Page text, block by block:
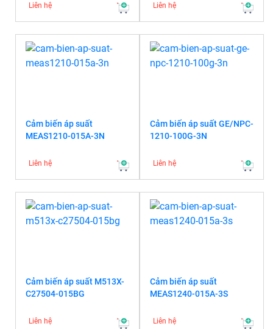
Liên hệ Liên hệ
Cảm biến áp suất
MEAS1210-015A-3N
Liên hệ
Cảm biến áp suất GE/NPC-
1210-100G-3N
Liên hệ
Cảm biến áp suất M513X-
C27504-015BG
Liên hệ
Cảm biến áp suất
MEAS1240-015A-3S
Liên hệ